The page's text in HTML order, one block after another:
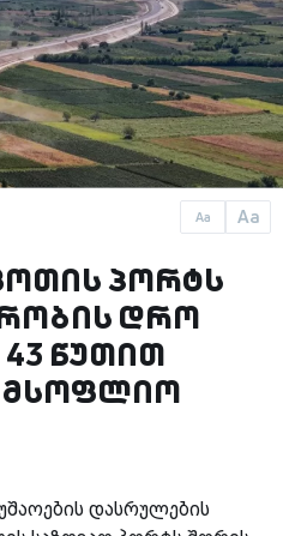
Aa Aa
პორტს
დრო
წუთით
მსოფლიო
დასრულების